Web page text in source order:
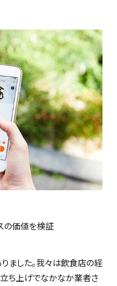
の価値を検証
ました。我々は飲食店の経
立ち上げでなかなか業者さ